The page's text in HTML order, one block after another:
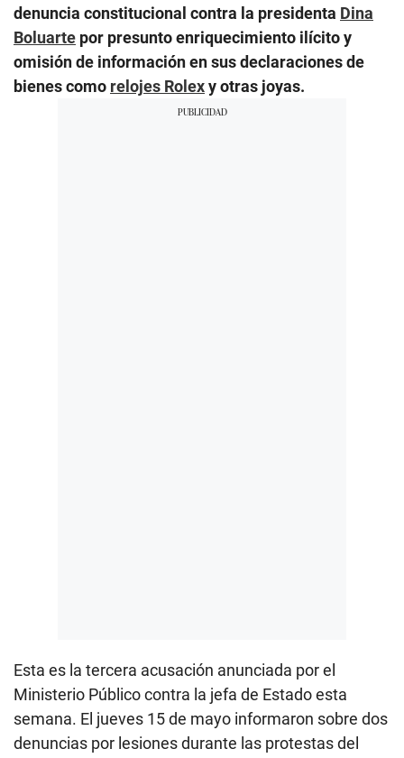
denuncia constitucional contra la presidenta Dina
Boluarte por presunto enriquecimiento ilícito y
omisión de información en sus declaraciones de
bienes como relojes Rolexy otras joyas.
Esta es la tercera acusación anunciada por el
Ministerio Público contra la jefa de Estado esta
semana. El jueves 15 de mayo informaron sobre dos
denuncias por lesiones durante las protestas del